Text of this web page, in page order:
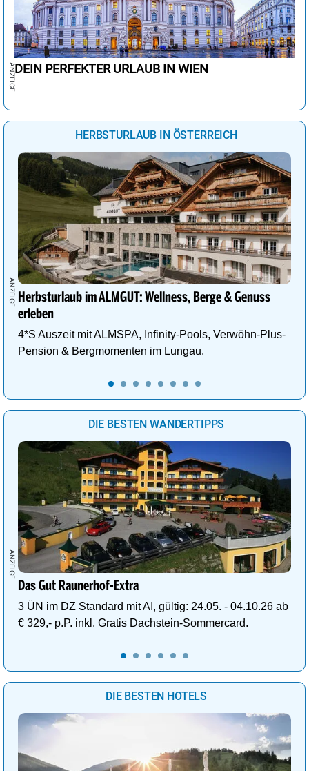
DEIN PERFEKTER URLAUB IN WIEN
HERBSTURLAUB IN ÖSTERREICH
Herbsturlaub im ALMGUT: Wellness, Berge & Genuss
erleben
4*S Auszeit mit ALMSPA, Infinity-Pools, Verwöhn-Plus-
Pension & Bergmomenten im Lungau.
DIE BESTEN WANDERTIPPS
Das Gut Raunerhof-Extra
3 ÜN im DZ Standard mit AI, gültig: 24.05. - 04.10.26 ab
€ 329,- p.P. inkl. Gratis Dachstein-Sommercard.
DIE BESTEN HOTELS